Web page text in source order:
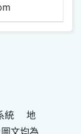
系統 地
文均為